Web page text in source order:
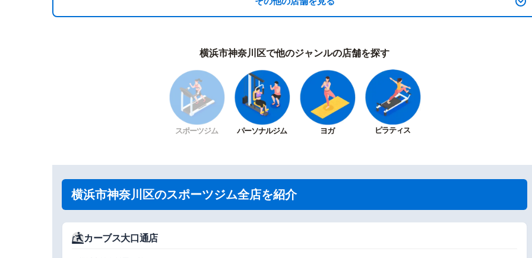
横浜市神奈川区で他のジャンルの店舗を探す
スポーツジム パーソナルジム ヨガ ピラティス
横浜市神奈川区のスポーツジム全店を紹介
カーブス大口通店